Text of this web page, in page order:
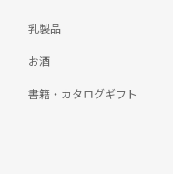
乳製品
お酒
書籍・カタログギフト